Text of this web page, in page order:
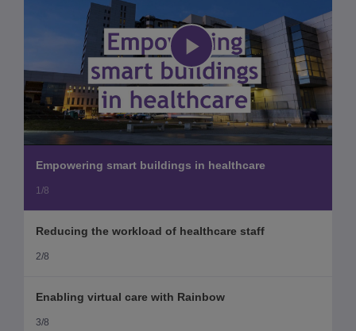
Empowering smart buildings in healthcare
1/8
Reducing the workload of healthcare staff
2/8
Enabling virtual care with Rainbow
3/8
Play
Video